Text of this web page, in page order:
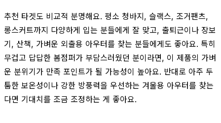
추천 타겟도 비교적 분명해요. 평소 청바지, 슬랙스, 조거팬츠,
롱스커트까지 다양하게 입는 분들에게 잘 맞고, 출퇴근이나 장보
기, 산책, 가벼운 외출용 아우터를 찾는 분들에게도 좋아요. 특히
무겁고 답답한 봄점퍼가 부담스러웠던 분이라면, 이 제품의 가벼
운 분위기가 만족 포인트가 될 가능성이 높아요. 반대로 아주 두
툼한 보온성이나 강한 방풍력을 우선하는 겨울용 아우터를 찾는
다면 기대치를 조금 조정하는 게 좋아요.